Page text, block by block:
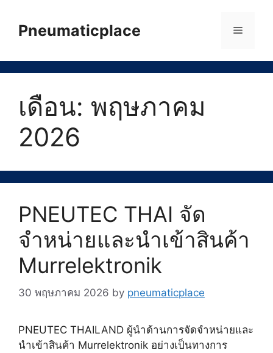
contentPneumaticplace Menu
เดือน: พฤษภาคม
2026
PNEUTEC THAI จัด
จำหน่ายและนำเข้าสินค้า
Murrelektronik
30 พฤษภาคม 2026 by pneumaticplace
PNEUTEC THAILAND ผู้นำด้านการจัดจำหน่ายและ
นำเข้าสินค้า Murrelektronik อย่างเป็นทางการ